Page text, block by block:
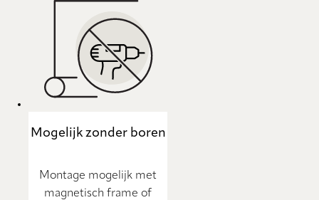
Mogelijk zonder boren
Montage mogelijk met
magnetisch frame of